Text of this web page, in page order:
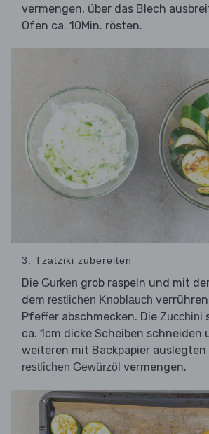
vermengen, über das Blech
Ofen ca. 10Min. rösten.
3. Tzatziki zubereiten
Die Gurken grob raspeln und mit
dem restlichen Knoblauch
Pfeffer abschmecken. Die Zucchini
ca. 1cm dicke Scheiben schneiden
weiteren mit Backpapier
restlichen Gewürzöl vermengen.